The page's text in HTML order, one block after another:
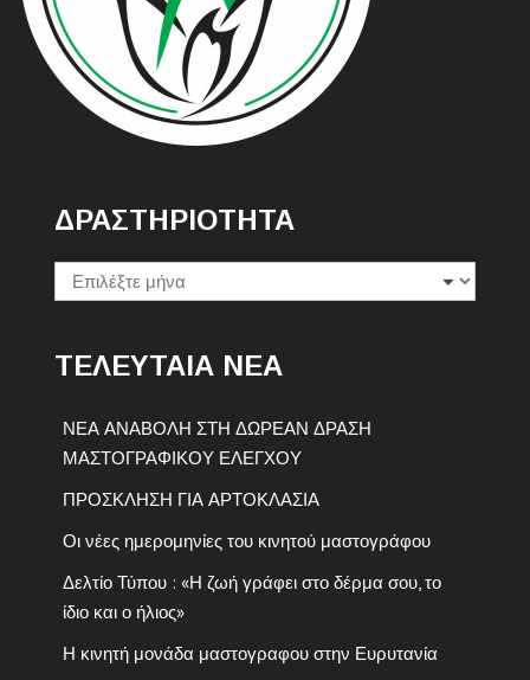
ΔΡΑΣΤΗΡΙΟΤΗΤΑ
Δραστηριοτητα
ΤΕΛΕΥΤΑΙΑ ΝΕΑ
ΝΕΑ ΑΝΑΒΟΛΗ ΣΤΗ ΔΩΡΕΑΝ ΔΡΑΣΗ
ΜΑΣΤΟΓΡΑΦΙΚΟΥ ΕΛΕΓΧΟΥ
ΠΡΟΣΚΛΗΣΗ ΓΙΑ ΑΡΤΟΚΛΑΣΙΑ
Οι νέες ημερομηνίες του κινητού μαστογράφου
Δελτίο Τύπου : «Η ζωή γράφει στο δέρμα σου, το
ίδιο και ο ήλιος»
Η κινητή μονάδα μαστογραφου στην Ευρυτανία